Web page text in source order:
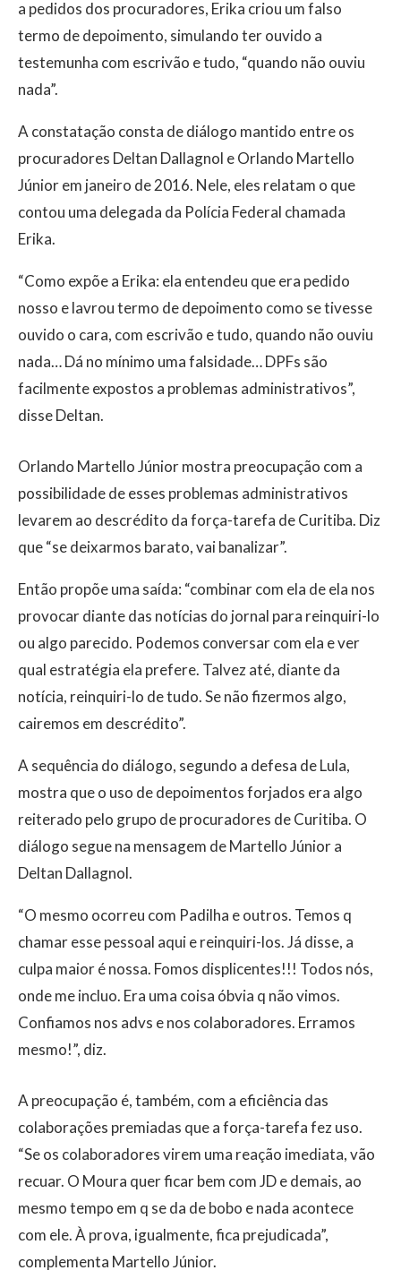
a pedidos dos procuradores, Erika criou um falso
termo de depoimento, simulando ter ouvido a
testemunha com escrivão e tudo, “quando não ouviu
nada”.
A constatação consta de diálogo mantido entre os
procuradores Deltan Dallagnol e Orlando Martello
Júnior em janeiro de 2016. Nele, eles relatam o que
contou uma delegada da Polícia Federal chamada
Erika.
“Como expõe a Erika: ela entendeu que era pedido
nosso e lavrou termo de depoimento como se tivesse
ouvido o cara, com escrivão e tudo, quando não ouviu
nada… Dá no mínimo uma falsidade… DPFs são
facilmente expostos a problemas administrativos”,
disse Deltan.
Orlando Martello Júnior mostra preocupação com a
possibilidade de esses problemas administrativos
levarem ao descrédito da força-tarefa de Curitiba. Diz
que “se deixarmos barato, vai banalizar”.
Então propõe uma saída: “combinar com ela de ela nos
provocar diante das notícias do jornal para reinquiri-lo
ou algo parecido. Podemos conversar com ela e ver
qual estratégia ela prefere. Talvez até, diante da
notícia, reinquiri-lo de tudo. Se não fizermos algo,
cairemos em descrédito”.
A sequência do diálogo, segundo a defesa de Lula,
mostra que o uso de depoimentos forjados era algo
reiterado pelo grupo de procuradores de Curitiba. O
diálogo segue na mensagem de Martello Júnior a
Deltan Dallagnol.
“O mesmo ocorreu com Padilha e outros. Temos q
chamar esse pessoal aqui e reinquiri-los. Já disse, a
culpa maior é nossa. Fomos displicentes!!! Todos nós,
onde me incluo. Era uma coisa óbvia q não vimos.
Confiamos nos advs e nos colaboradores. Erramos
mesmo!”, diz.
A preocupação é, também, com a eficiência das
colaborações premiadas que a força-tarefa fez uso.
“Se os colaboradores virem uma reação imediata, vão
recuar. O Moura quer ficar bem com JD e demais, ao
mesmo tempo em q se da de bobo e nada acontece
com ele. À prova, igualmente, fica prejudicada”,
complementa Martello Júnior.